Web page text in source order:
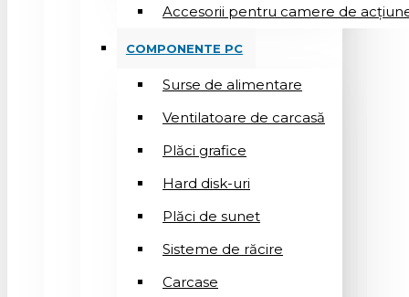
Accesorii pentru camere de
COMPONENTE PC
Surse de alimentare
Ventilatoare de carcasă
Plăci grafice
Hard disk-uri
Plăci de sunet
Sisteme de răcire
Carcase